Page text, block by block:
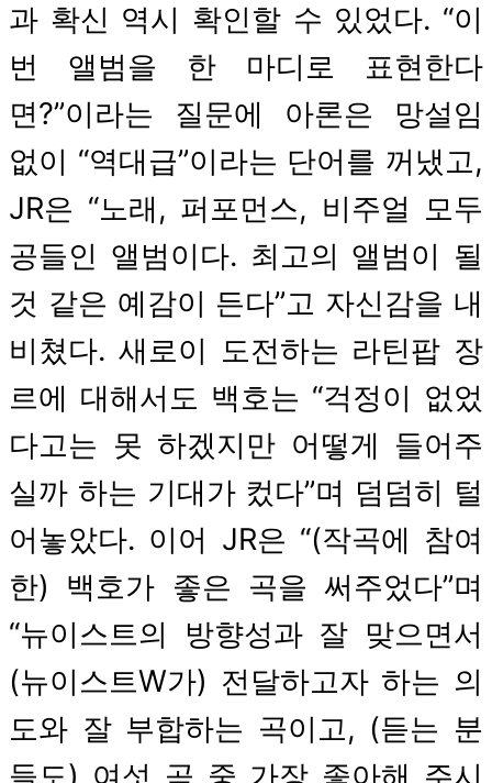
과 확신 역시 확인할 수 있었다. “이
번 앨범을 한 마디로 표현한다
면?”이라는 질문에 아론은 망설임
없이 “역대급”이라는 단어를 꺼냈고,
JR은 “노래, 퍼포먼스, 비주얼 모두
공들인 앨범이다. 최고의 앨범이 될
것 같은 예감이 든다”고 자신감을 내
비쳤다. 새로이 도전하는 라틴팝 장
르에 대해서도 백호는 “걱정이 없었
다고는 못 하겠지만 어떻게 들어주
실까 하는 기대가 컸다”며 덤덤히 털
어놓았다. 이어 JR은 “(작곡에 참여
한) 백호가 좋은 곡을 써주었다”며
“뉴이스트의 방향성과 잘 맞으면서
(뉴이스트W가) 전달하고자 하는 의
도와 잘 부합하는 곡이고, (듣는 분